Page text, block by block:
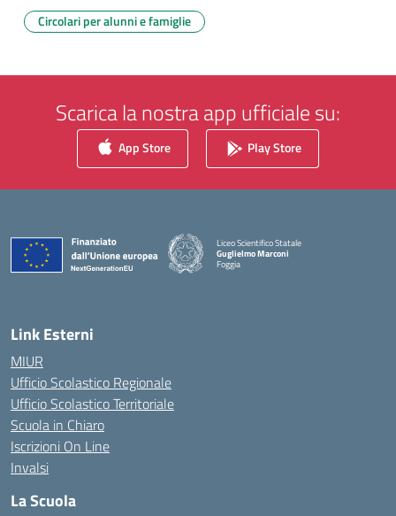
Circolari per alunni e famiglie
Scarica la nostra app ufficiale su:
App Store Play Store
Liceo Scientifico Statale
Guglielmo Marconi
Foggia
— Visita la pagina iniziale della scuola
Link Esterni
MIUR
Ufficio Scolastico Regionale
Ufficio Scolastico Territoriale
Scuola in Chiaro
Iscrizioni On Line
Invalsi
La Scuola